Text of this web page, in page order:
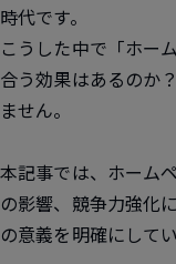
時代です。
こうした中で「ホー
合う効果はあるのか
ません。
本記事では、ホーム
の影響、競争力強化
の意義を明確にしてい